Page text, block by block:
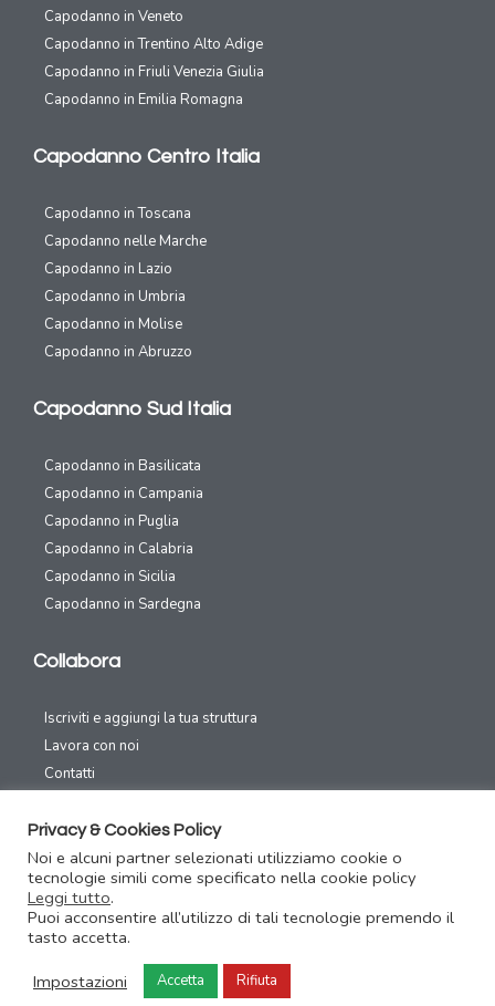
Capodanno in Veneto
Capodanno in Trentino Alto Adige
Capodanno in Friuli Venezia Giulia
Capodanno in Emilia Romagna
Capodanno Centro Italia
Capodanno in Toscana
Capodanno nelle Marche
Capodanno in Lazio
Capodanno in Umbria
Capodanno in Molise
Capodanno in Abruzzo
Capodanno Sud Italia
Capodanno in Basilicata
Capodanno in Campania
Capodanno in Puglia
Capodanno in Calabria
Capodanno in Sicilia
Capodanno in Sardegna
Collabora
Iscriviti e aggiungi la tua struttura
Lavora con noi
Contatti
Canali Social
2016/2020 Area70 – P.IVA 02326810039
Privacy & Cookies Policy
Noi e alcuni partner selezionati utilizziamo cookie o
tecnologie simili come specificato nella cookie policy
Leggi tutto.
Puoi acconsentire all’utilizzo di tali tecnologie premendo il
tasto accetta.
Impostazioni
Accetta Rifiuta